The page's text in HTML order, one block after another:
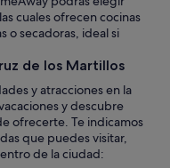
cuales ofrecen cocinas
o secadoras, ideal si
de los Martillos
y atracciones en la
y descubre
ofrecerte. Te indicamos
que puedes visitar,
de la ciudad: